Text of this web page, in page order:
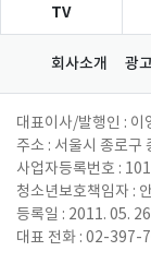
TV
회사소개 광
대표이사/발행인 : 이
주소 : 서울시 종로구
사업자등록번호 :
청소년보호책임자 :
등록일 : 2011. 05. 26
대표 전화 : 02-397-